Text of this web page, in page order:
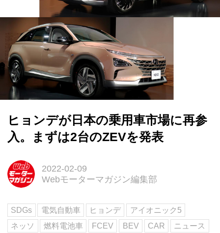
ヒョンデが日本の乗用車市場に再参
入。まずは2台のZEVを発表
2022-02-09
Webモーターマガジン編集部
SDGs 電気自動車 ヒョンデ
アイオニック5
ネッソ
燃料電池車 FCEV BEV CAR ニュース